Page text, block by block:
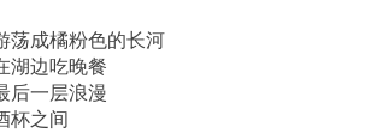
荡成橘粉色的长河
湖边吃晚餐
后一层浪漫
杯之间